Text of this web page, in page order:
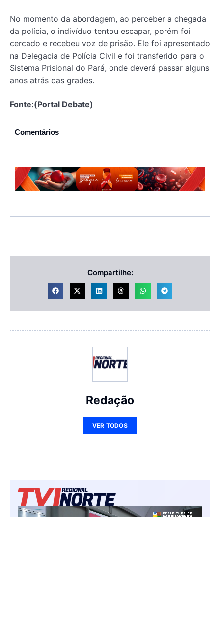
No momento da abordagem, ao perceber a chegada
da polícia, o indivíduo tentou escapar, porém foi
cercado e recebeu voz de prisão. Ele foi apresentado
na Delegacia de Polícia Civil e foi transferido para o
Sistema Prisional do Pará, onde deverá passar alguns
anos atrás das grades.
Fonte:(Portal Debate)
Comentários
Compartilhe:
Redação
VER TODOS